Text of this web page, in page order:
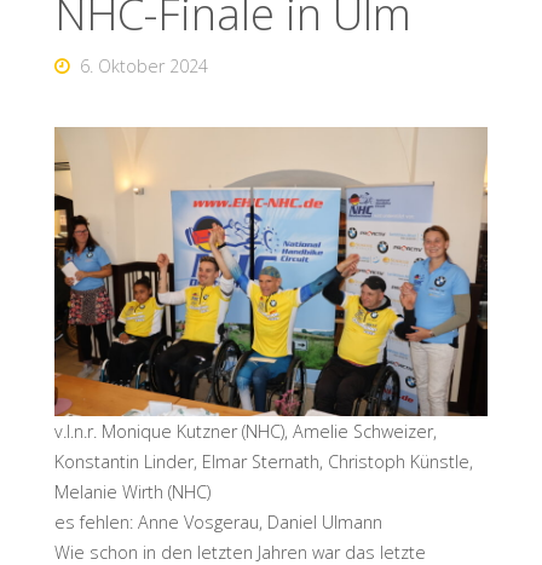
NHC-Finale in Ulm
6. Oktober 2024
v.l.n.r. Monique Kutzner (NHC), Amelie Schweizer,
Konstantin Linder, Elmar Sternath, Christoph Künstle,
Melanie Wirth (NHC)
es fehlen: Anne Vosgerau, Daniel Ulmann
Wie schon in den letzten Jahren war das letzte